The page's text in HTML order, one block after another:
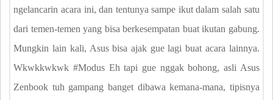
ngelancarin acara ini, dan tentunya sampe ikut dalam salah satu
dari temen-temen yang bisa berkesempatan buat ikutan gabung.
Mungkin lain kali, Asus bisa ajak gue lagi buat acara lainnya.
Wkwkkwkwk #Modus Eh tapi gue nggak bohong, asli Asus
Zenbook tuh gampang banget dibawa kemana-mana, tipisnya